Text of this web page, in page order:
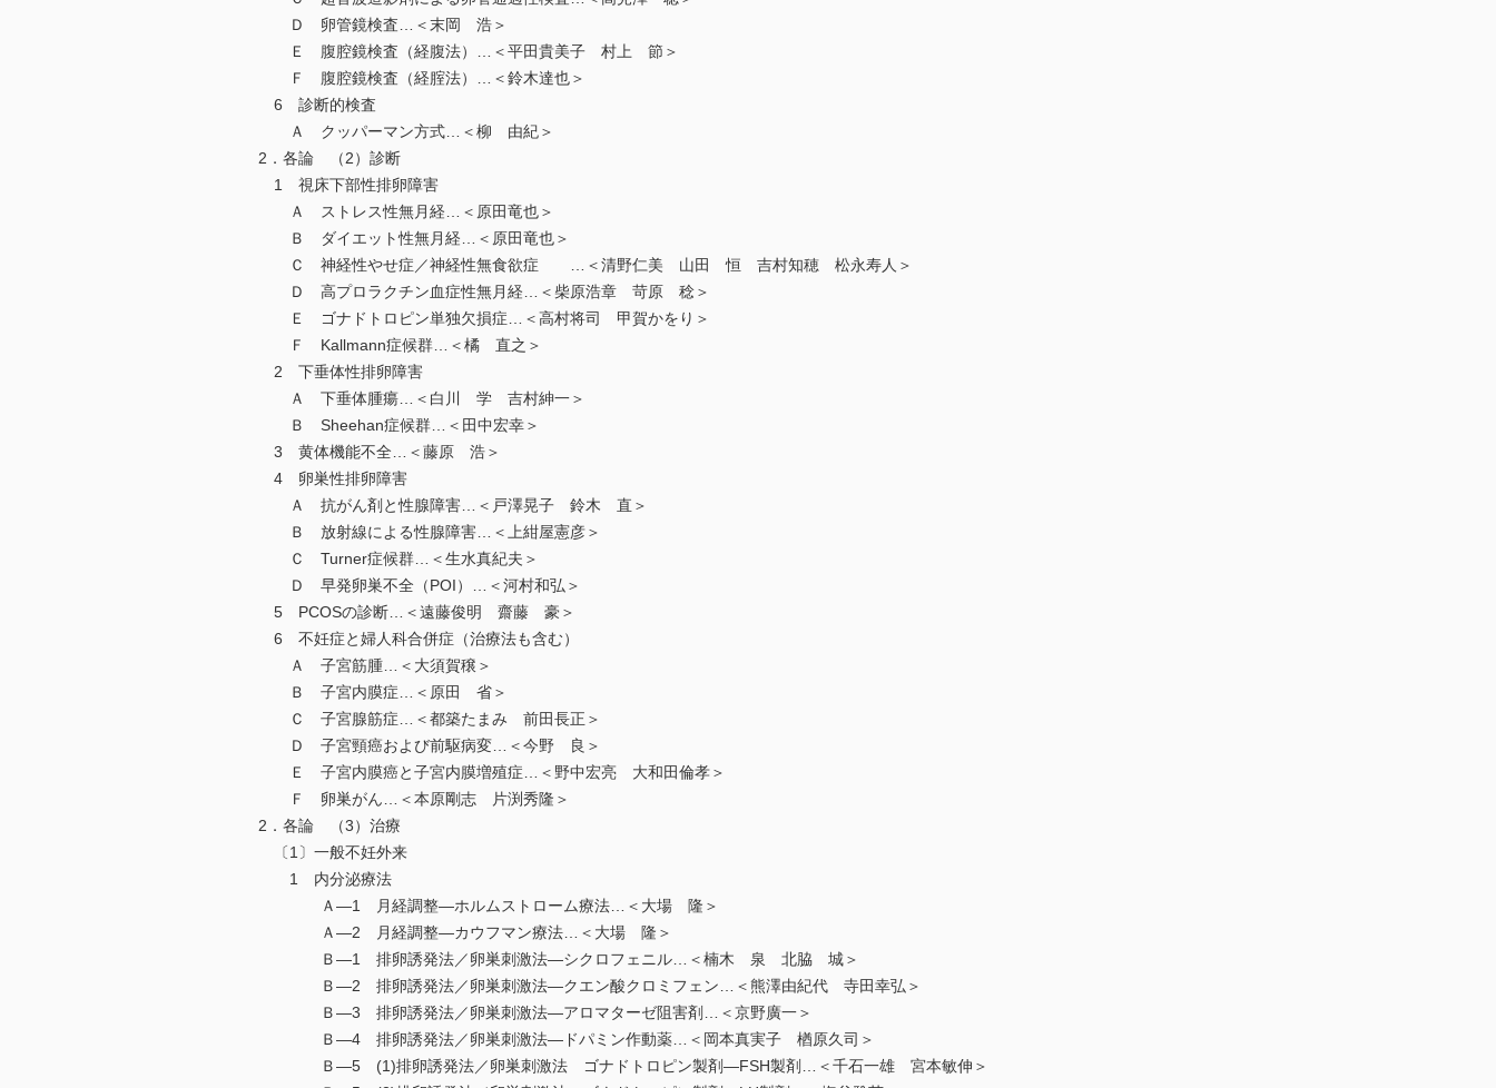
Ｄ 卵管鏡検査…＜末岡 浩＞
Ｅ 腹腔鏡検査（経腹法）…＜平田貴美子 村上 節＞
Ｆ 腹腔鏡検査（経腟法）…＜鈴木達也＞
6 診断的検査
Ａ クッパーマン方式…＜柳 由紀＞
2．各論 （2）診断
1 視床下部性排卵障害
Ａ ストレス性無月経…＜原田竜也＞
Ｂ ダイエット性無月経…＜原田竜也＞
Ｃ 神経性やせ症／神経性無食欲症 …＜清野仁美 山田 恒 吉村知穂 松永寿人＞
Ｄ 高プロラクチン血症性無月経…＜柴原浩章 苛原 稔＞
Ｅ ゴナドトロピン単独欠損症…＜高村将司 甲賀かをり＞
Ｆ Kallmann症候群…＜橘 直之＞
2 下垂体性排卵障害
Ａ 下垂体腫瘍…＜白川 学 吉村紳一＞
Ｂ Sheehan症候群…＜田中宏幸＞
3 黄体機能不全…＜藤原 浩＞
4 卵巣性排卵障害
Ａ 抗がん剤と性腺障害…＜戸澤晃子 鈴木 直＞
Ｂ 放射線による性腺障害…＜上紺屋憲彦＞
Ｃ Turner症候群…＜生水真紀夫＞
Ｄ 早発卵巣不全（POI）…＜河村和弘＞
5 PCOSの診断…＜遠藤俊明 齋藤 豪＞
6 不妊症と婦人科合併症（治療法も含む）
Ａ 子宮筋腫…＜大須賀穣＞
Ｂ 子宮内膜症…＜原田 省＞
Ｃ 子宮腺筋症…＜都築たまみ 前田長正＞
Ｄ 子宮頸癌および前駆病変…＜今野 良＞
Ｅ 子宮内膜癌と子宮内膜増殖症…＜野中宏亮 大和田倫孝＞
Ｆ 卵巣がん…＜本原剛志 片渕秀隆＞
2．各論 （3）治療
〔1〕一般不妊外来
1 内分泌療法
Ａ—1 月経調整—ホルムストローム療法…＜大場 隆＞
Ａ—2 月経調整—カウフマン療法…＜大場 隆＞
Ｂ—1 排卵誘発法／卵巣刺激法—シクロフェニル…＜楠木 泉 北脇 城＞
Ｂ—2 排卵誘発法／卵巣刺激法—クエン酸クロミフェン…＜熊澤由紀代 寺田幸弘＞
Ｂ—3 排卵誘発法／卵巣刺激法—アロマターゼ阻害剤…＜京野廣一＞
Ｂ—4 排卵誘発法／卵巣刺激法—ドパミン作動薬…＜岡本真実子 楢原久司＞
Ｂ—5 (1)排卵誘発法／卵巣刺激法 ゴナドトロピン製剤—FSH製剤…＜千石一雄 宮本敏伸＞